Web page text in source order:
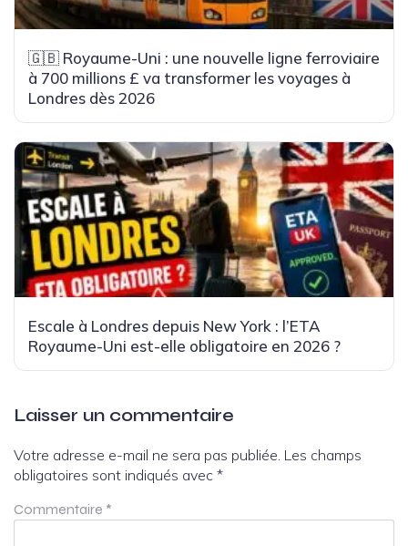
🇬🇧 Royaume-Uni : une nouvelle ligne ferroviaire
à 700 millions £ va transformer les voyages à
Londres dès 2026
Escale à Londres depuis New York : l’ETA
Royaume-Uni est-elle obligatoire en 2026 ?
Laisser un commentaire
Votre adresse e-mail ne sera pas publiée. Les champs
obligatoires sont indiqués avec *
Commentaire *